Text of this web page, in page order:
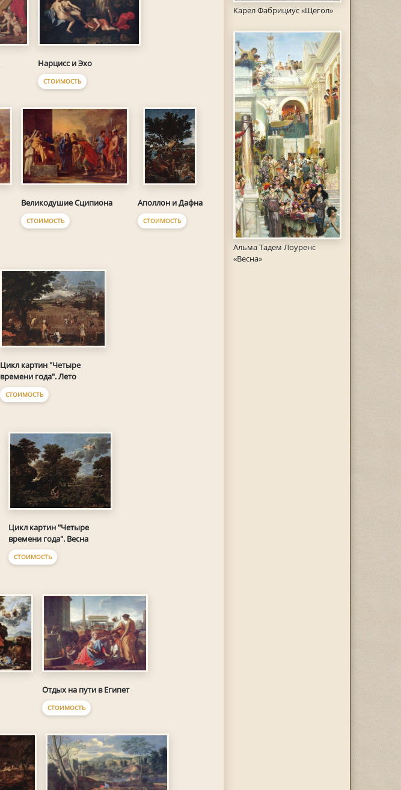
Карел Фабрициус «Щегол»
Альма Тадем Лоуренс
«Весна»
Нарцисс и Эхо
СТОИМОСТЬ
Великодушие Сципиона
СТОИМОСТЬ
Аполлон и Дафна
СТОИМОСТЬ
Цикл картин "Четыре
времени года". Лето
СТОИМОСТЬ
Цикл картин "Четыре
времени года". Весна
СТОИМОСТЬ
Отдых на пути в Египет
СТОИМОСТЬ